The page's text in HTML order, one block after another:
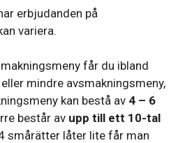
erbjudanden på
variera.
får du ibland
mindre avsmakningsmeny,
kan bestå av 4 – 6
består av upp till ett 10-tal
smårätter låter lite får man